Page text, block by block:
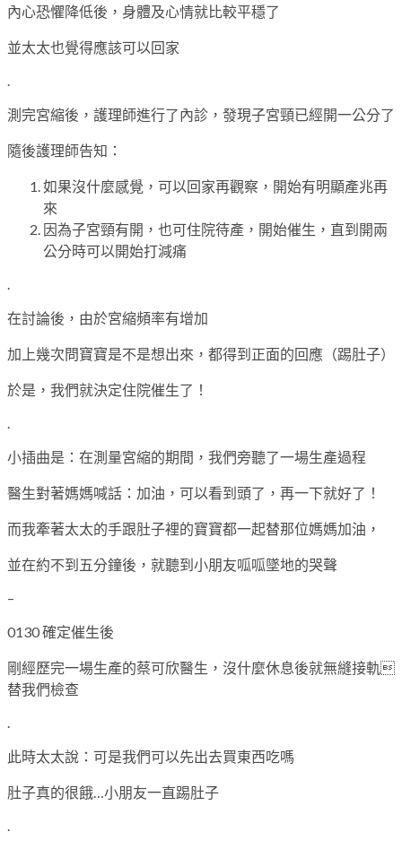
內心恐懼降低後，身體及心情就比較平穩了
並太太也覺得應該可以回家
測完宮縮後，護理師進行了內診，發現子宮頸已經開一公分了
隨後護理師告知：
如果沒什麼感覺，可以回家再觀察，開始有明顯產兆再
來
因為子宮頸有開，也可住院待產，開始催生，直到開兩
公分時可以開始打減痛
在討論後，由於宮縮頻率有增加
加上幾次問寶寶是不是想出來，都得到正面的回應（踢肚子）
於是，我們就決定住院催生了！
小插曲是：在測量宮縮的期間，我們旁聽了一場生產過程
醫生對著媽媽喊話：加油，可以看到頭了，再一下就好了！
而我牽著太太的手跟肚子裡的寶寶都一起替那位媽媽加油，
並在約不到五分鐘後，就聽到小朋友呱呱墜地的哭聲
–
0130 確定催生後
剛經歷完一場生產的蔡可欣醫生，沒什麼休息後就無縫接軌
替我們檢查
此時太太說：可是我們可以先出去買東西吃嗎
肚子真的很餓…小朋友一直踢肚子